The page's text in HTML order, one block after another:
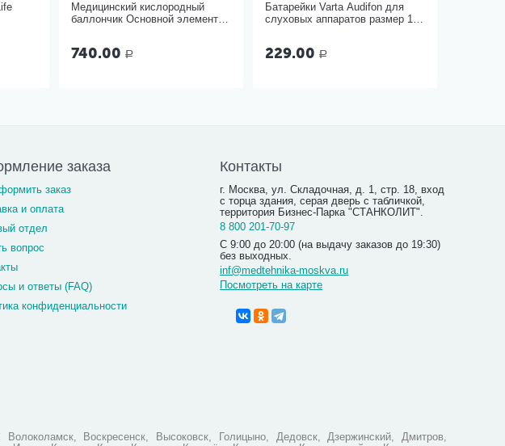
Медицинский кислородный
баллончик Основной элемент
740.00 Р
Батарейки Varta Audifon для
слуховых аппаратов размер 13,
229.00 Р
заказа
заказ
и оплата
отдел
вопрос
и ответы (FAQ)
конфиденциальности
Контакты
г. Москва, ул. Складочная, д. 1, стр. 18, вход
с торца здания, серая дверь с табличкой,
территория Бизнес-Парка "СТАНКОЛИТ".
8 800 201-70-97
С 9:00 до 20:00 (на выдачу заказов до 19:30)
без выходных.
inf@medtehnika-moskva.ru
Посмотреть на карте
Воскресенск, Высоковск, Голицыно, Дедовск, Дзержинский, Дмитров,